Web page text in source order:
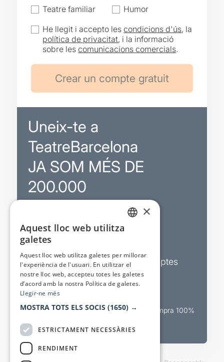
Teatre familiar
Humor
He llegit i accepto lescondicions d'ús, la
política de privacitat, i la informació
sobre lescomunicacions comercials.
Uneix-te a
TeatreBarcelona
JA SOM MÉS DE
200.000
Sortejos exclusius
Butlletins d’actualitat i descomptes
Valora espectacles
Canal oficial de venda teatral Compra 100%
×
Aquest lloc web utilitza
galetes
Aquest lloc web utilitza galetes per millorar
l'experiència de l'usuari. En utilitzar el
nostre lloc web, accepteu totes les galetes
d’acord amb la nostra Política de galetes.
Llegir-ne més
MOSTRA TOTS ELS SOCIS (1650) →
ESTRICTAMENT NECESSÀRIES
RENDIMENT